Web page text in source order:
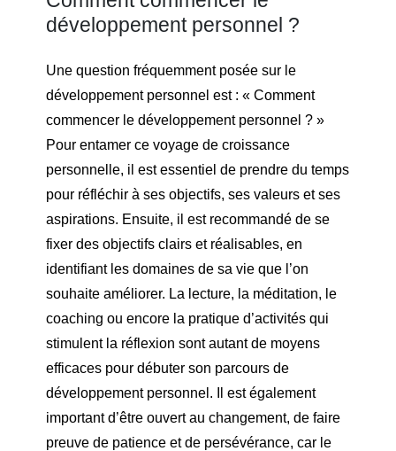
développement personnel ?
Une question fréquemment posée sur le
développement personnel est : « Comment
commencer le développement personnel ? »
Pour entamer ce voyage de croissance
personnelle, il est essentiel de prendre du temps
pour réfléchir à ses objectifs, ses valeurs et ses
aspirations. Ensuite, il est recommandé de se
fixer des objectifs clairs et réalisables, en
identifiant les domaines de sa vie que l’on
souhaite améliorer. La lecture, la méditation, le
coaching ou encore la pratique d’activités qui
stimulent la réflexion sont autant de moyens
efficaces pour débuter son parcours de
développement personnel. Il est également
important d’être ouvert au changement, de faire
preuve de patience et de persévérance, car le